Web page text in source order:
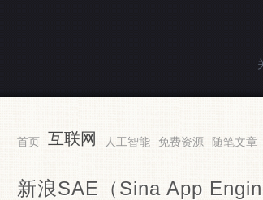
首页 互联网 人工智能 免费资源 随笔文章
新浪SAE（Sina App